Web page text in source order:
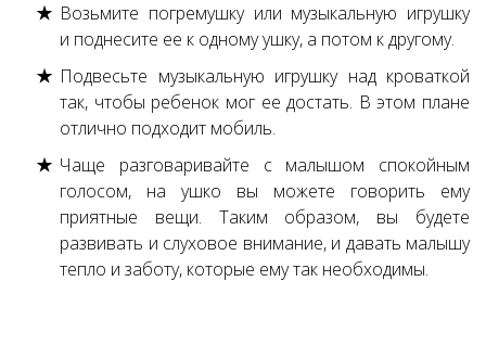
Возьмите погремушку или музыкальную игрушку
и поднесите ее к одному ушку, а потом к другому.
Подвесьте музыкальную игрушку над кроваткой
так, чтобы ребенок мог ее достать. В этом плане
отлично подходит мобиль.
Чаще разговаривайте с малышом спокойным
голосом, на ушко вы можете говорить ему
приятные вещи. Таким образом, вы будете
развивать и слуховое внимание, и давать малышу
тепло и заботу, которые ему так необходимы.